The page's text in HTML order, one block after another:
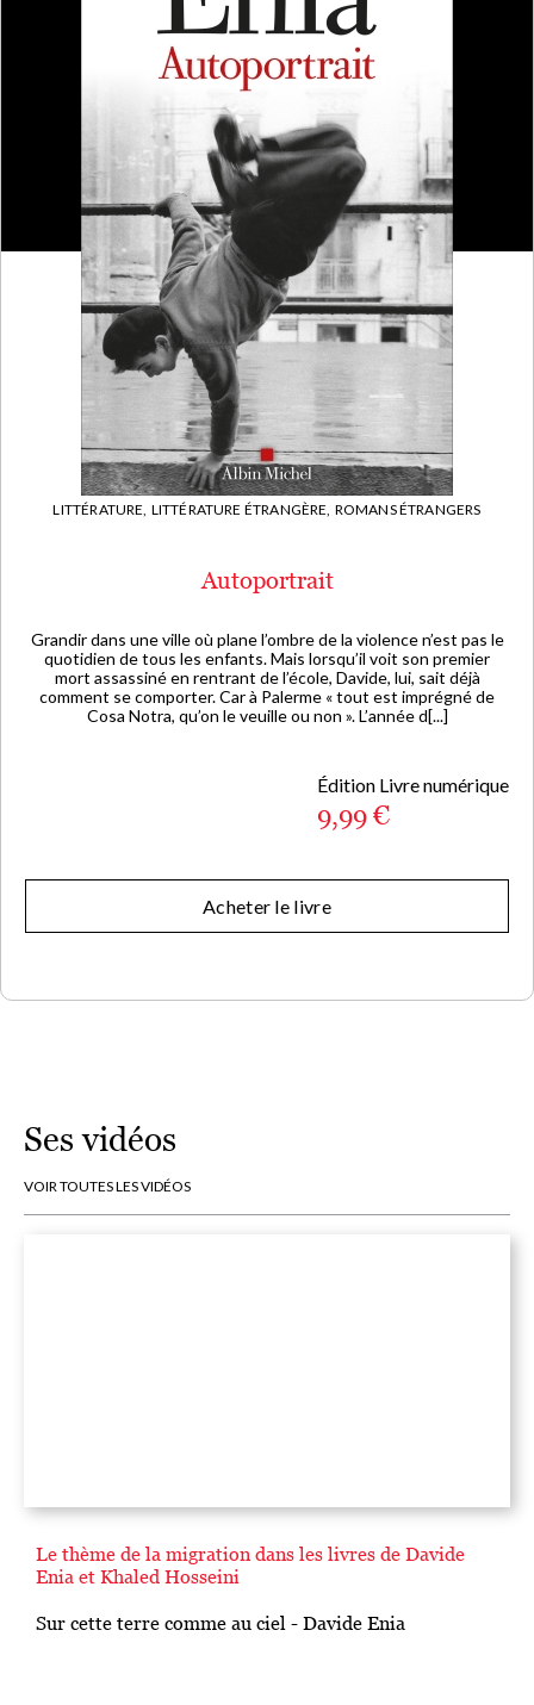
LITTÉRATURE, LITTÉRATURE ÉTRANGÈRE, ROMANS ÉTRANGERS
Autoportrait
Grandir dans une ville où plane l’ombre de la violence n’est pas le
quotidien de tous les enfants. Mais lorsqu’il voit son premier
mort assassiné en rentrant de l’école, Davide, lui, sait déjà
comment se comporter. Car à Palerme « tout est imprégné de
Cosa Notra, qu’on le veuille ou non ». L’année d[...]
Édition Livre numérique
9,99 €
Acheter le livre
Ses vidéos
VOIR TOUTES LES VIDÉOS
Le thème de la migration dans les livres de Davide
Enia et Khaled Hosseini
Sur cette terre comme au ciel - Davide Enia